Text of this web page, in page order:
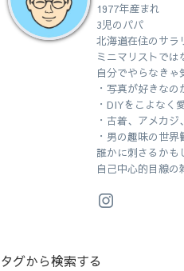
1977年産まれ
3児のパパ
北海道在住のサラ
ミニマリストでは
自分でやらなき
・写真が好きな
・DIYをこよなく
・古着、アメカ
・男の趣味の世
誰かに刺さるかも
自己中心的目線の
タグから検索する